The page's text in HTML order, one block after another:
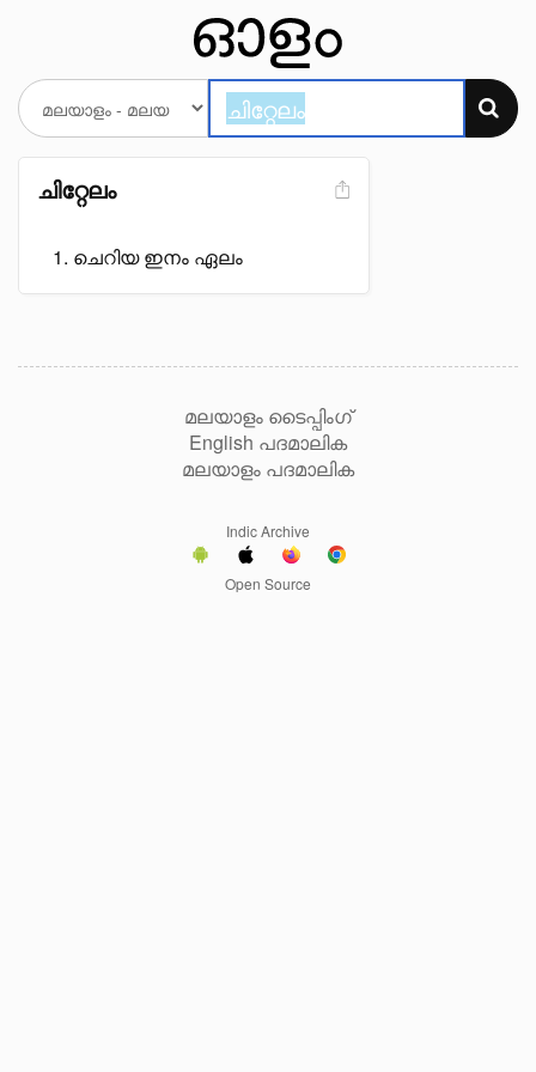
ചിറ്റേലം
ചെറിയ ഇനം ഏലം
മലയാളം ടൈപ്പിംഗ്
English പദമാലിക
മലയാളം പദമാലിക
Indic Archive
Open Source